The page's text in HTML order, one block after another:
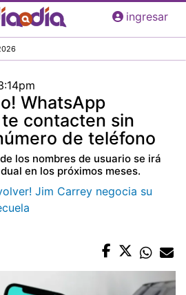
Pasar
al
principal
ingresar
WhatsApp
contacten sin
de teléfono
los nombres de usuario se irá
en los próximos meses.
Jim Carrey negocia su